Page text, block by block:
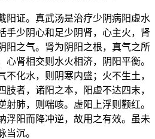
阳证。真武汤是治疗少阴病阳虚水
手少阴心和足少阴肾，心主火，肾
阳之气。肾为阴阳之根，真气之所
心肾相交则水火相济，阴阳平衡。
不化水，则阴寒内盛；火不生土，
肢者，诸阳之本，阳虚不达四末，
射肺，则喘咳。虚阳上浮则颧红。
浮阳而降冲逆，故用之有效。虽未
当沉。